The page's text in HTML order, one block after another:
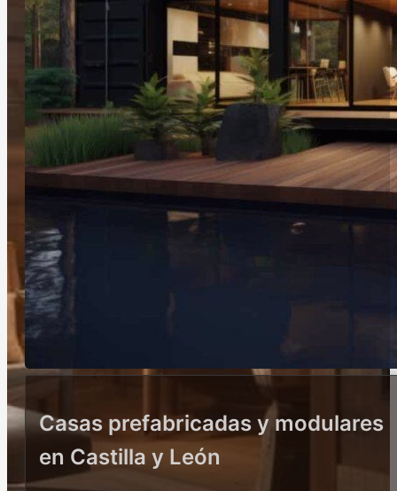
Casas prefabricadas y modulares
en Castilla y León